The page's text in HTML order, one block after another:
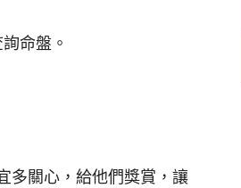
命盤。
多關心，給他們獎賞，讓